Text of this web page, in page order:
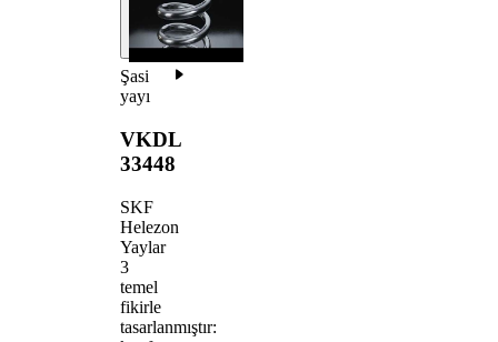
Şasi
yayı
VKDL
33448
SKF
Helezon
Yaylar
3
temel
fikirle
tasarlanmıştır: